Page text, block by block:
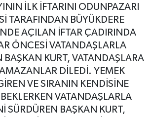
İLK İFTARINI ODUNPAZARI
TARAFINDAN BÜYÜKDERE
AÇILAN İFTAR ÇADIRINDA
ÖNCESİ VATANDAŞLARLA
BAŞKAN KURT, VATANDAŞLARA
DİLEDİ. YEMEK
VE SIRANIN KENDİSİNE
VATANDAŞLARLA
SÜRDÜREN BAŞKAN KURT,